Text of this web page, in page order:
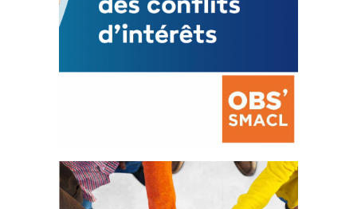
La prévention des conflits
d’intérêts
18 septembre 2023